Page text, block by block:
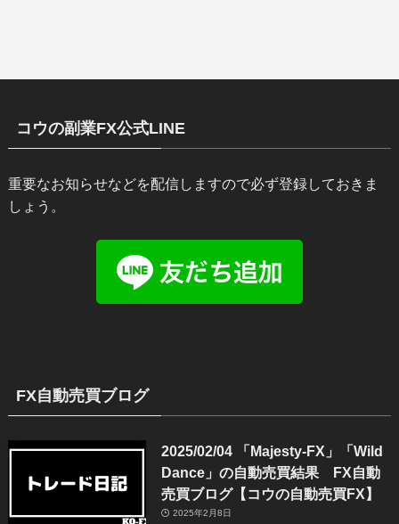
コウの副業FX公式LINE
重要なお知らせなどを配信しますので必ず登録しておきま
しょう。
FX自動売買ブログ
2025/02/04 「Majesty-FX」「Wild
Dance」の自動売買結果 FX自動
売買ブログ【コウの自動売買FX】
2025年2月8日